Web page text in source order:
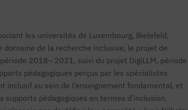
les universités de Luxembourg, Bielefeld,
de la recherche inclusive, le projet de
2018– 2021, suivi du projet DigiLLM, période
pédagogiques perçus par les spécialistes
inclusif au sein de l’enseignement fondamental, et
pédagogiques en termes d’inclusion.